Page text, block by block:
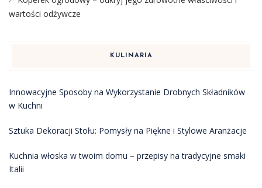
wartości odżywcze
KULINARIA
Innowacyjne Sposoby na Wykorzystanie Drobnych Składników
w Kuchni
Sztuka Dekoracji Stołu: Pomysły na Piękne i Stylowe Aranżacje
Kuchnia włoska w twoim domu – przepisy na tradycyjne smaki
Italii